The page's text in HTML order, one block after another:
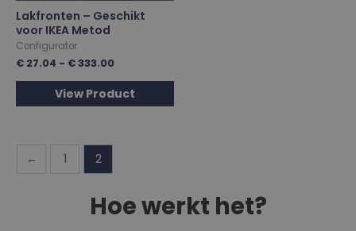
Lakfronten – Geschikt
voor IKEA Metod
Configurator
€ 27.04 - €333.00
View Product
← 1 2
Hoe werkt het?